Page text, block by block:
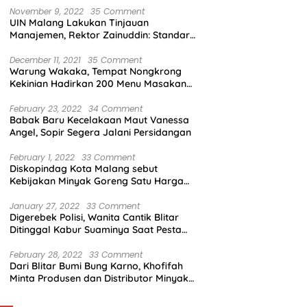
November 9, 2022 35 Comment
UIN Malang Lakukan Tinjauan
Manajemen, Rektor Zainuddin: Standar
December 11, 2021 35 Comment
Warung Wakaka, Tempat Nongkrong
Kekinian Hadirkan 200 Menu Masakan
February 23, 2022 34 Comment
Babak Baru Kecelakaan Maut Vanessa
Angel, Sopir Segera Jalani Persidangan
February 1, 2022 33 Comment
Diskopindag Kota Malang sebut
Kebijakan Minyak Goreng Satu Harga
January 27, 2022 33 Comment
Digerebek Polisi, Wanita Cantik Blitar
Ditinggal Kabur Suaminya Saat Pesta
February 28, 2022 33 Comment
Dari Blitar Bumi Bung Karno, Khofifah
Minta Produsen dan Distributor Minyak